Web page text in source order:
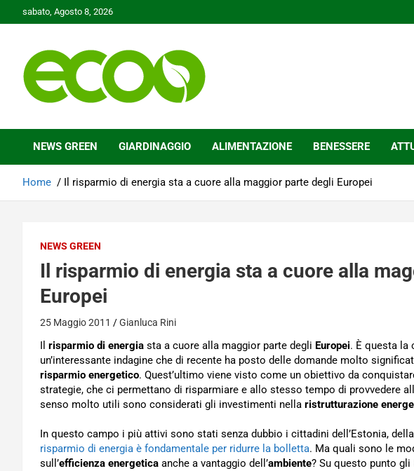
to
sabato, Agosto 8, 2026
Ecoo.it
NEWS GREEN GIARDINAGGIO ALIMENTAZIONE BENESSERE
Home Il risparmio di energia sta a cuore alla maggior parte degli Europei
NEWS GREEN
Il risparmio di energia sta a cuore alla
Europei
25 Maggio 2011 Gianluca Rini
Il risparmio di energia sta a cuore alla maggior parte degli Europei. È questa la
un’interessante indagine che di recente ha posto delle domande molto
risparmio energetico. Quest’ultimo viene visto come un obiettivo da
strategie, che ci permettano di risparmiare e allo stesso tempo di provvedere
senso molto utili sono considerati gli investimenti nella ristrutturazione
In questo campo i più attivi sono stati senza dubbio i cittadini dell’Estonia,
risparmio di energia è fondamentale per ridurre la bolletta. Ma quali sono le
sull’efficienza energetica anche a vantaggio dell’ambiente? Su questo punto